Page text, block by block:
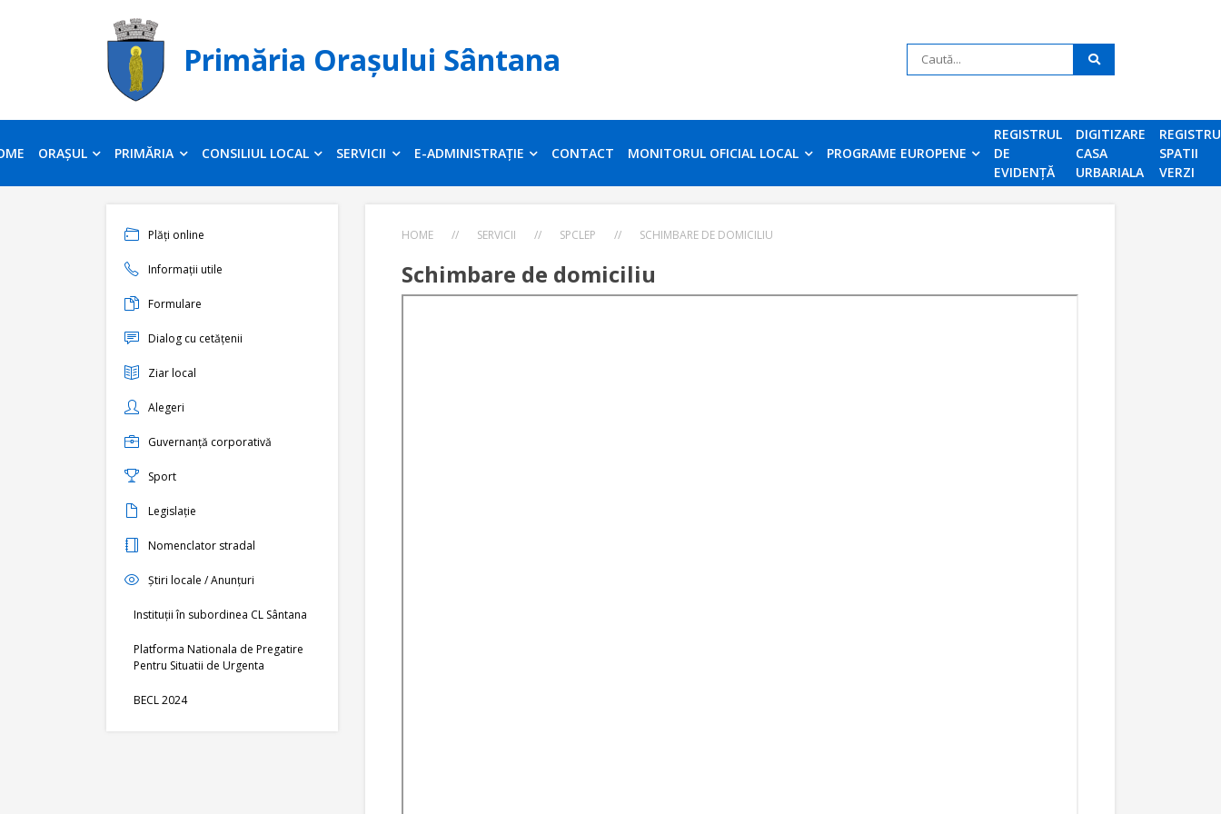
Primăria Orașului Sântana
ORAȘUL PRIMĂRIA CONSILIUL LOCAL SERVICII E-ADMINISTRAȚIE CONTACT MONITORUL OFICIAL LOCAL PROGRAME EUROPENE
REGISTRUL
DE
EVIDENȚĂ
DIGITIZARE
CASA
URBARIALA
REGISTRU
SPATII
VERZI
Plăți online
Informații utile
Formulare
Dialog cu cetățenii
Ziar local
Alegeri
Guvernanță corporativă
Sport
Legislație
Nomenclator stradal
Știri locale / Anunțuri
Instituții în subordinea CL Sântana
Platforma Nationala de Pregatire
Pentru Situatii de Urgenta
BECL 2024
HOME // SERVICII // SPCLEP // SCHIMBARE DE DOMICILIU
Schimbare de domiciliu